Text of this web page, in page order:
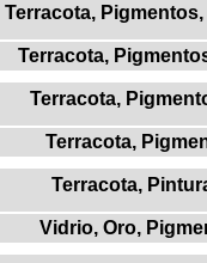
Terracota,
Terracota,
Terracota,
Terracota,
Terracota,
Vidrio, Oro,